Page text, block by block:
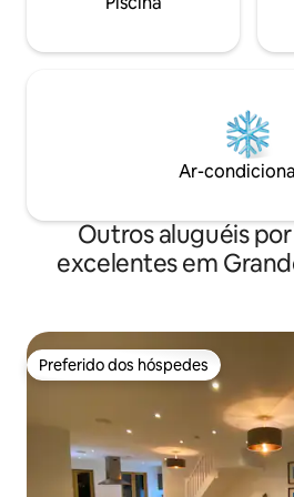
Ar-
Outros aluguéis
excelentes em
Preferido dos hóspedes
Preferido dos hóspedes